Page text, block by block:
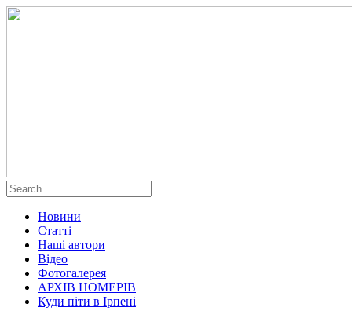
Новини
Статті
Наші автори
Відео
Фотогалерея
АРХІВ НОМЕРІВ
Куди піти в Ірпені